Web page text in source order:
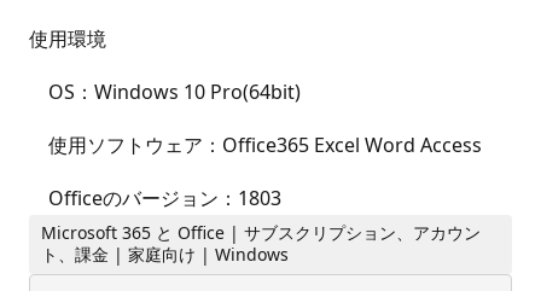
使用環境
OS：Windows 10 Pro(64bit)
使用ソフトウェア：Office365 Excel Word Access
Officeのバージョン：1803
Microsoft 365 と Office | サブスクリプション、アカウン
ト、課金 | 家庭向け | Windows